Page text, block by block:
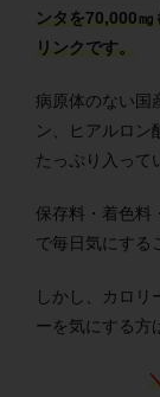
ンタを70,000㎎
リンクです。
病原体のない国
ン、ヒアルロン
たっぷり入って
保存料・着色料
で毎日気にする
しかし、カロリ
ーを気にする方